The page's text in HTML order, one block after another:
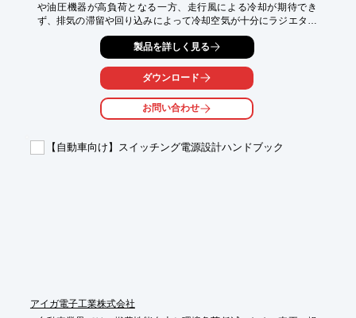
や油圧機器が高負荷となる一方、走行風による冷却が期待でき
ず、排気の滞留や回り込みによって冷却空気が十分にラジエター
へ取り込めないケースが多く見られます。
気流計測システムは、車体周りの排気と吸気の干渉状況を把握す
ることで、ラジエター配置やダクト、カバー形状の検討など、熱
対策設計を効果的に支援します。
【活用シーン】
・排気回り込みの可視化・評価
・シミュレーションの検証
製品を詳しく見る
ダウンロード
お問い合わせ
【自動車向け】スイッチング電源設計ハンドブック
アイガ電子工業株式会社